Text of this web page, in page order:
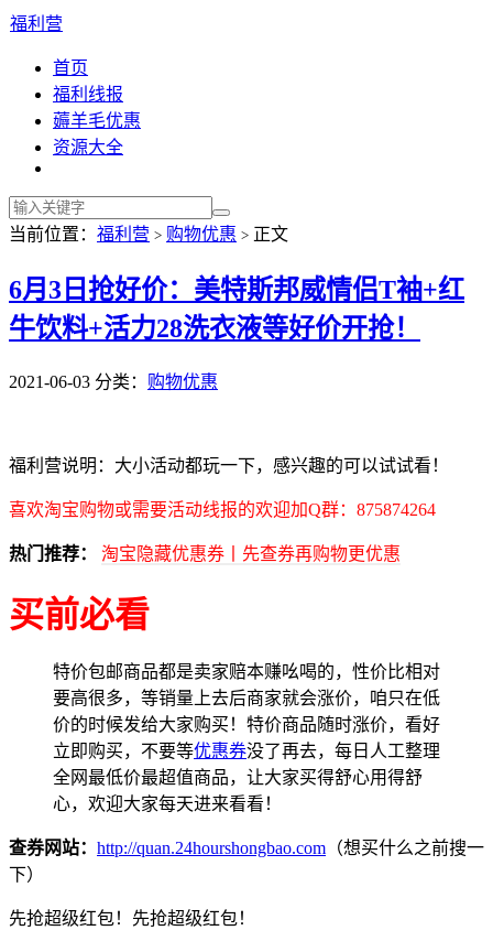
福利营
首页
福利线报
薅羊毛优惠
资源大全
当前位置： 福利营 > 购物优惠 > 正文
6月3日抢好价：美特斯邦威情侣T袖+红
牛饮料+活力28洗衣液等好价开抢！
2021-06-03 分类： 购物优惠
福利营说明：大小活动都玩一下，感兴趣的可以试试看！
喜欢淘宝购物或需要活动线报的欢迎加Q群：875874264
热门推荐： 淘宝隐藏优惠券丨先查券再购物更优惠
买前必看
特价包邮商品都是卖家赔本赚吆喝的，性价比相对
要高很多，等销量上去后商家就会涨价，咱只在低
价的时候发给大家购买！特价商品随时涨价，看好
立即购买，不要等优惠券没了再去，每日人工整理
全网最低价最超值商品，让大家买得舒心用得舒
心，欢迎大家每天进来看看！
查券网站： http://quan.24hourshongbao.com （想买什么之前搜一
下）
先抢超级红包！先抢超级红包！